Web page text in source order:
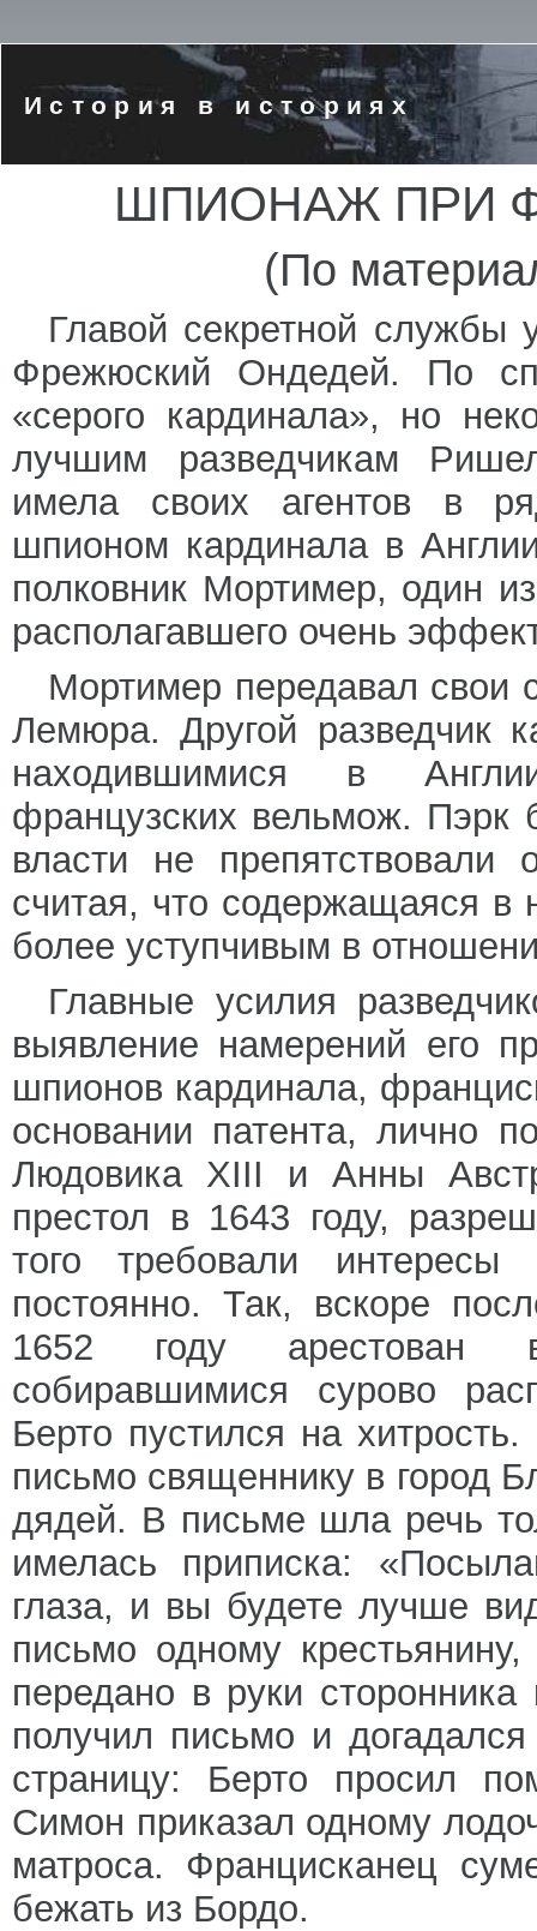
История в историях
ШПИОНАЖ ПРИ
(По
Главой секретной службы
Фрежюский Ондедей. По
«серого кардинала», но
лучшим разведчикам
имела своих агентов в
шпионом кардинала в
полковник Мортимер, один
располагавшего очень
Мортимер передавал свои
Лемюра. Другой разведчик
находившимися в
французских вельмож. Пэрк
власти не препятствовали
считая, что содержащаяся в
более уступчивым в
Главные усилия
выявление намерений его
шпионов кардинала,
основании патента, лично
Людовика XIII и Анны
престол в 1643 году,
того требовали
постоянно. Так, вскоре
1652 году арестован
собиравшимися сурово
Берто пустился на
письмо священнику в город
дядей. В письме шла речь
имелась приписка:
глаза, и вы будете лучше
письмо одному
передано в руки
получил письмо и
страницу: Берто просил
Симон приказал одному
матроса. Францисканец
бежать из Бордо.